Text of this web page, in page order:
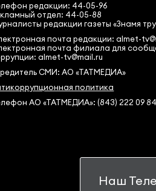
Наш
редакции: 44-05-96
отдел: 44-05-88
редакции газеты «Знамя
почта редакции: almet-
почта филиала для
almet-tv@mail.ru
СМИ: АО «ТАТМЕДИА»
политика
АО «ТАТМЕДИА»: (843) 222 09 84